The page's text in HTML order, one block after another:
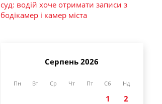
суд: водій хоче отримати записи з
бодікамер і камер міста
Серпень 2026
Пн Вт Ср Чт Пт Сб Нд
1
2